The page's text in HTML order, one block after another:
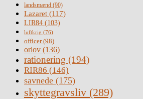
landsmænd (90)
Lazaret (117)
LIR84 (103)
luftkrig (76)
officer(98)
orlov (136)
rationering (194)
RIR86 (146)
savnede (175)
skyttegravsliv (289)